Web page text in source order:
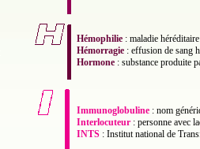
Hémophilie : maladie
Hémorragie : effusion de sang
Hormone : substance produite
Immunoglobuline : nom
Interlocuteur : personne avec
INTS : Institut national de